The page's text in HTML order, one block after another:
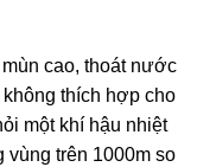
cao, thoát nước
thích hợp cho
một khí hậu nhiệt
vùng trên 1000m so